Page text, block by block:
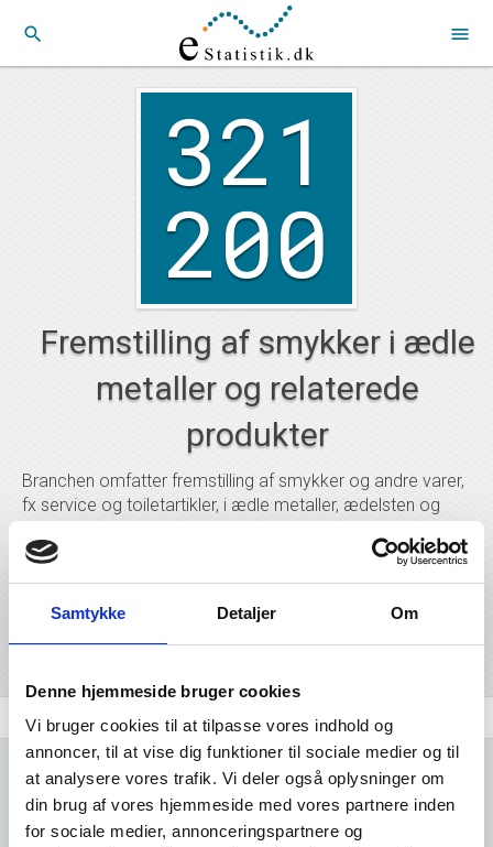
Samtykke Detaljer Om
Denne hjemmeside bruger cookies
Vi bruger cookies til at tilpasse vores indhold og
annoncer, til at vise dig funktioner til sociale medier og til
at analysere vores trafik. Vi deler også oplysninger om
din brug af vores hjemmeside med vores partnere inden
for sociale medier, annonceringspartnere og
search menu
321
200
Fremstilling af smykker i ædle
metaller og relaterede
produkter
Branchen omfatter fremstilling af smykker og andre varer,
fx service og toiletartikler, i ædle metaller, ædelsten og
Branchen omfatter også fremstilling af laboratorieartikler
af ædelmetal. Denne branche har branchekoden 321200,
og ligger under branchegrupperingen industri.
Branchen Udvidet brancheanalyse Komplet Liste